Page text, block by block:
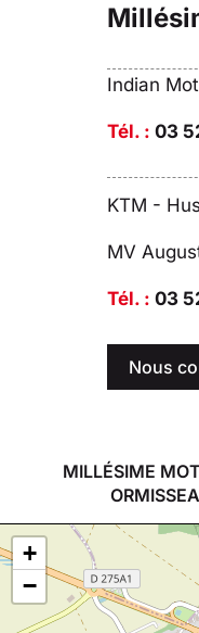
Indian
Tél. : 03
KTM -
MV
Tél. : 03
Nous
MILLÉSIME
+
−